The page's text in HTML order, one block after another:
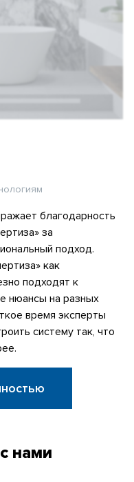
благодарность
за
подход.
как
подходят к
нюансы на разных
время эксперты
систему так, что
с нами